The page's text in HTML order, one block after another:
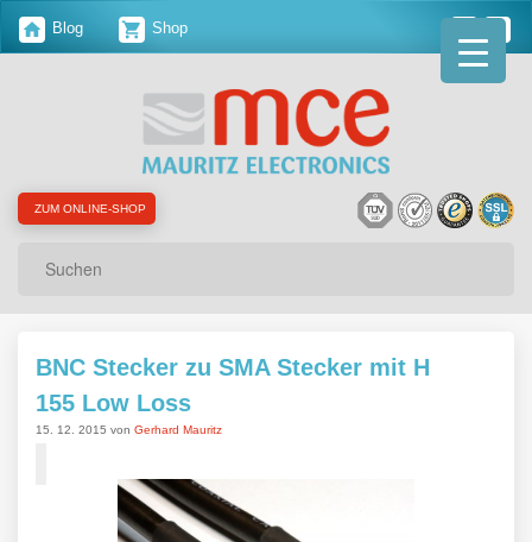
Blog Shop
ZUM ONLINE-SHOP
BNC Stecker zu SMA Stecker mit H
155 Low Loss
15. 12. 2015 von Gerhard Mauritz